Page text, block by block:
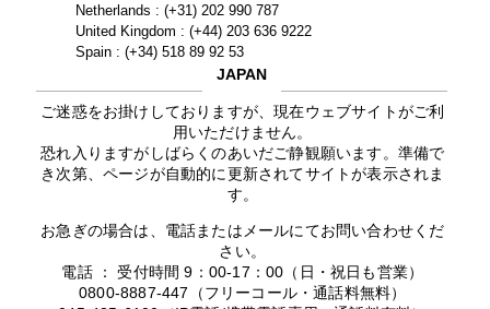
Netherlands : (+31) 202 990 787
United Kingdom : (+44) 203 636 9222
Spain : (+34) 518 89 92 53
JAPAN
ご迷惑をお掛けしておりますが、現在ウェブサイトがご利
用いただけません。
恐れ入りますがしばらくのあいだご静観願います。準備で
き次第、ページが自動的に更新されてサイトが表示されま
す。
お急ぎの場合は、電話またはメールにてお問い合わせくだ
さい。
電話 ： 受付時間 9：00-17：00（日・祝日も営業）
0800-8887-447（フリーコール・通話料無料）